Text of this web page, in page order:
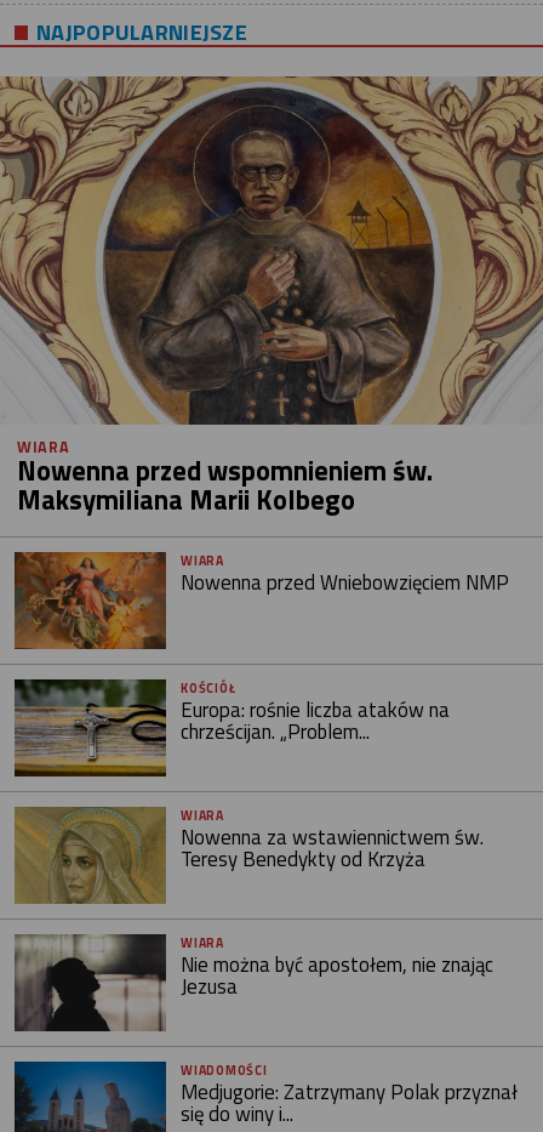
NAJPOPULARNIEJSZE
WIARA
Nowenna przed wspomnieniem św.
Maksymiliana Marii Kolbego
WIARA
Nowenna przed Wniebowzięciem NMP
KOŚCIÓŁ
Europa: rośnie liczba ataków na
chrześcijan. „Problem...
WIARA
Nowenna za wstawiennictwem św.
Teresy Benedykty od Krzyża
WIARA
Nie można być apostołem, nie znając
Jezusa
WIADOMOŚCI
Medjugorie: Zatrzymany Polak przyznał
się do winy i...